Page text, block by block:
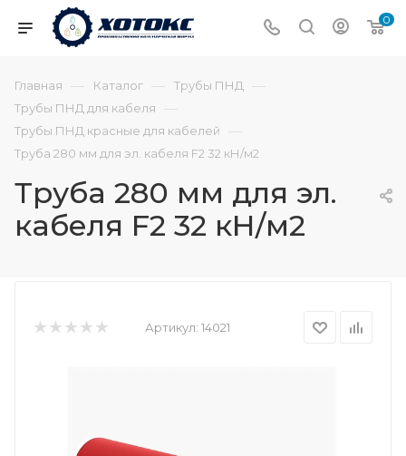
0
Главная — Каталог — Трубы ПНД —
Трубы ПНД для кабеля —
Трубы ПНД красные для кабелей —
Труба 280 мм для эл. кабеля F2 32 кН/м2
Труба 280 мм для эл.
кабеля F2 32 кН/м2
Артикул: 14021